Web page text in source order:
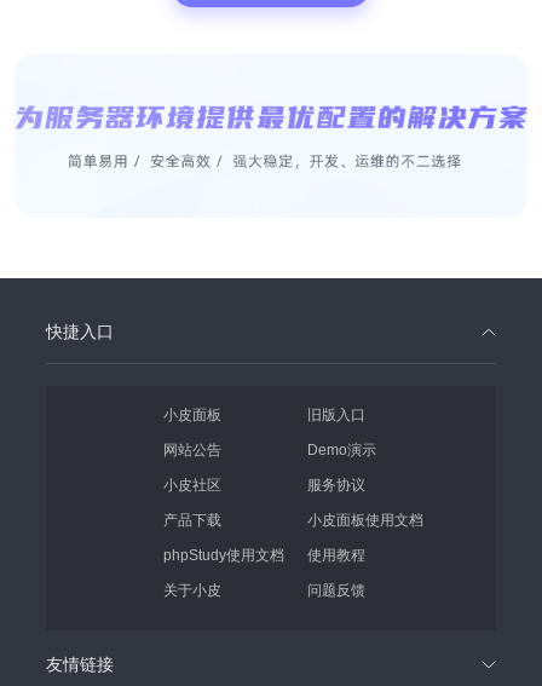
快捷入口
小皮面板 旧版入口
网站公告 Demo演示
小皮社区 服务协议
产品下载 小皮面板使用文档
phpStudy使用文档 使用教程
关于小皮 问题反馈
友情链接